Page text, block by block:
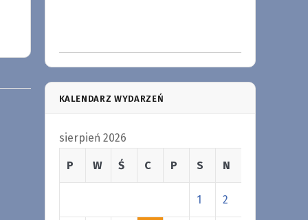
KALENDARZ WYDARZEŃ
sierpień 2026
P W Ś C P S N
1 2